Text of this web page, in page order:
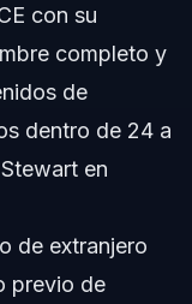
con su
completo y
de
dentro de 24 a
en
de extranjero
previo de